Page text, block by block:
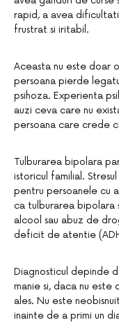
rapid, a avea
frustrat si iritabil.
Aceasta nu este doar
persoana pierde
psihoza. Experienta
auzi ceva care nu
persoana care crede
Tulburarea bipolara
istoricul familial.
pentru persoanele cu
ca tulburarea bipolara
alcool sau abuz de
deficit de atentie
Diagnosticul depinde
manie si, daca nu
ales. Nu este
inainte de a primi un